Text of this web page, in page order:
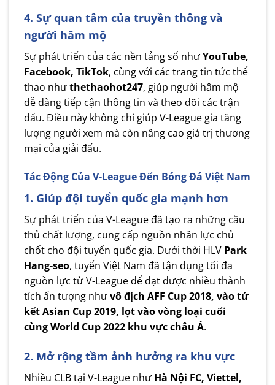
4. Sự quan tâm của truyền thông và
người hâm mộ
Sự phát triển của các nền tảng số nhưYouTube,
Facebook, TikTok, cùng với các trang tin tức thể
thao nhưthethaohot247, giúp người hâm mộ
dễ dàng tiếp cận thông tin và theo dõi các trận
đấu. Điều này không chỉ giúp V-League gia tăng
lượng người xem mà còn nâng cao giá trị thương
mại của giải đấu.
Tác Động Của V-League Đến Bóng Đá Việt Nam
1. Giúp đội tuyển quốc gia mạnh hơn
Sự phát triển của V-League đã tạo ra những cầu
thủ chất lượng, cung cấp nguồn nhân lực chủ
chốt cho đội tuyển quốc gia. Dưới thời HLV Park
Hang-seo, tuyển Việt Nam đã tận dụng tối đa
nguồn lực từ V-League để đạt được nhiều thành
tích ấn tượng nhưvô địch AFF Cup 2018, vào tứ
kết Asian Cup 2019, lọt vào vòng loại cuối
cùng World Cup 2022 khu vực châu Á.
2. Mở rộng tầm ảnh hưởng ra khu vực
Nhiều CLB tại V-League như Hà Nội FC, Viettel,